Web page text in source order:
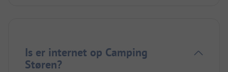
Is er internet op Camping
Støren?